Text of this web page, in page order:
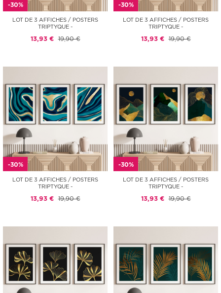
-30%
LOT DE 3 AFFICHES / POSTERS
TRIPTYQUE -
13,93 € 19,90 €
-30%
LOT DE 3 AFFICHES / POSTERS
TRIPTYQUE -
13,93 € 19,90 €
-30%
LOT DE 3 AFFICHES / POSTERS
TRIPTYQUE -
13,93 € 19,90 €
-30%
LOT DE 3 AFFICHES / POSTERS
TRIPTYQUE -
13,93 € 19,90 €